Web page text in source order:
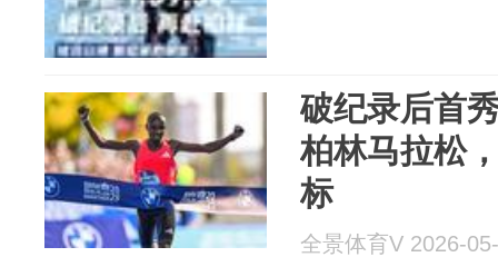
破纪录后首
柏林马拉松
标
全景体育V 2026-